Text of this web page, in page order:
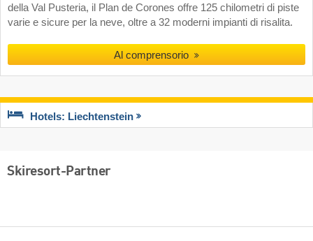
della Val Pusteria, il Plan de Corones offre 125 chilometri di piste
varie e sicure per la neve, oltre a 32 moderni impianti di risalita.
Al comprensorio
Hotels: Liechtenstein
Skiresort-Partner